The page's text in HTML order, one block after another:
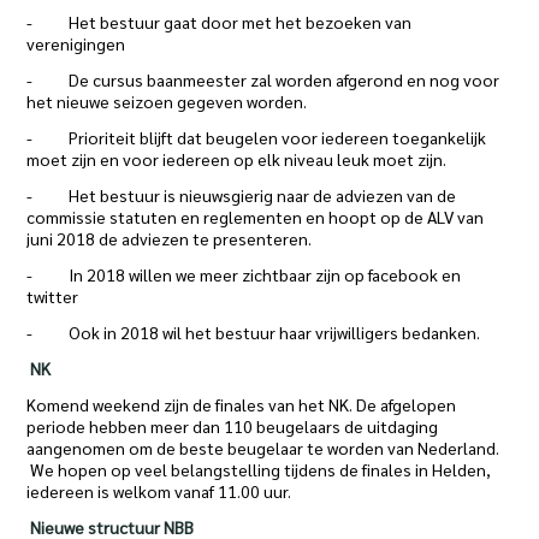
- Het bestuur gaat door met het bezoeken van
verenigingen
- De cursus baanmeester zal worden afgerond en nog voor
het nieuwe seizoen gegeven worden.
- Prioriteit blijft dat beugelen voor iedereen toegankelijk
moet zijn en voor iedereen op elk niveau leuk moet zijn.
- Het bestuur is nieuwsgierig naar de adviezen van de
commissie statuten en reglementen en hoopt op de ALV van
juni 2018 de adviezen te presenteren.
- In 2018 willen we meer zichtbaar zijn op facebook en
twitter
- Ook in 2018 wil het bestuur haar vrijwilligers bedanken.
NK
Komend weekend zijn de finales van het NK. De afgelopen
periode hebben meer dan 110 beugelaars de uitdaging
aangenomen om de beste beugelaar te worden van Nederland.
We hopen op veel belangstelling tijdens de finales in Helden,
iedereen is welkom vanaf 11.00 uur.
Nieuwe structuur NBB